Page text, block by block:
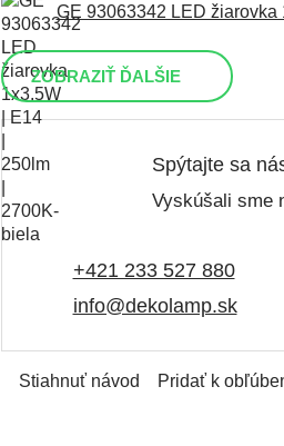
GE 93063342 LED žiarovka
ZOBRAZIŤ ĎALŠIE
Spýtajte sa
Vyskúšali sme
+421 233 527 880
info@dekolamp.sk
Stiahnuť návod Pridať k